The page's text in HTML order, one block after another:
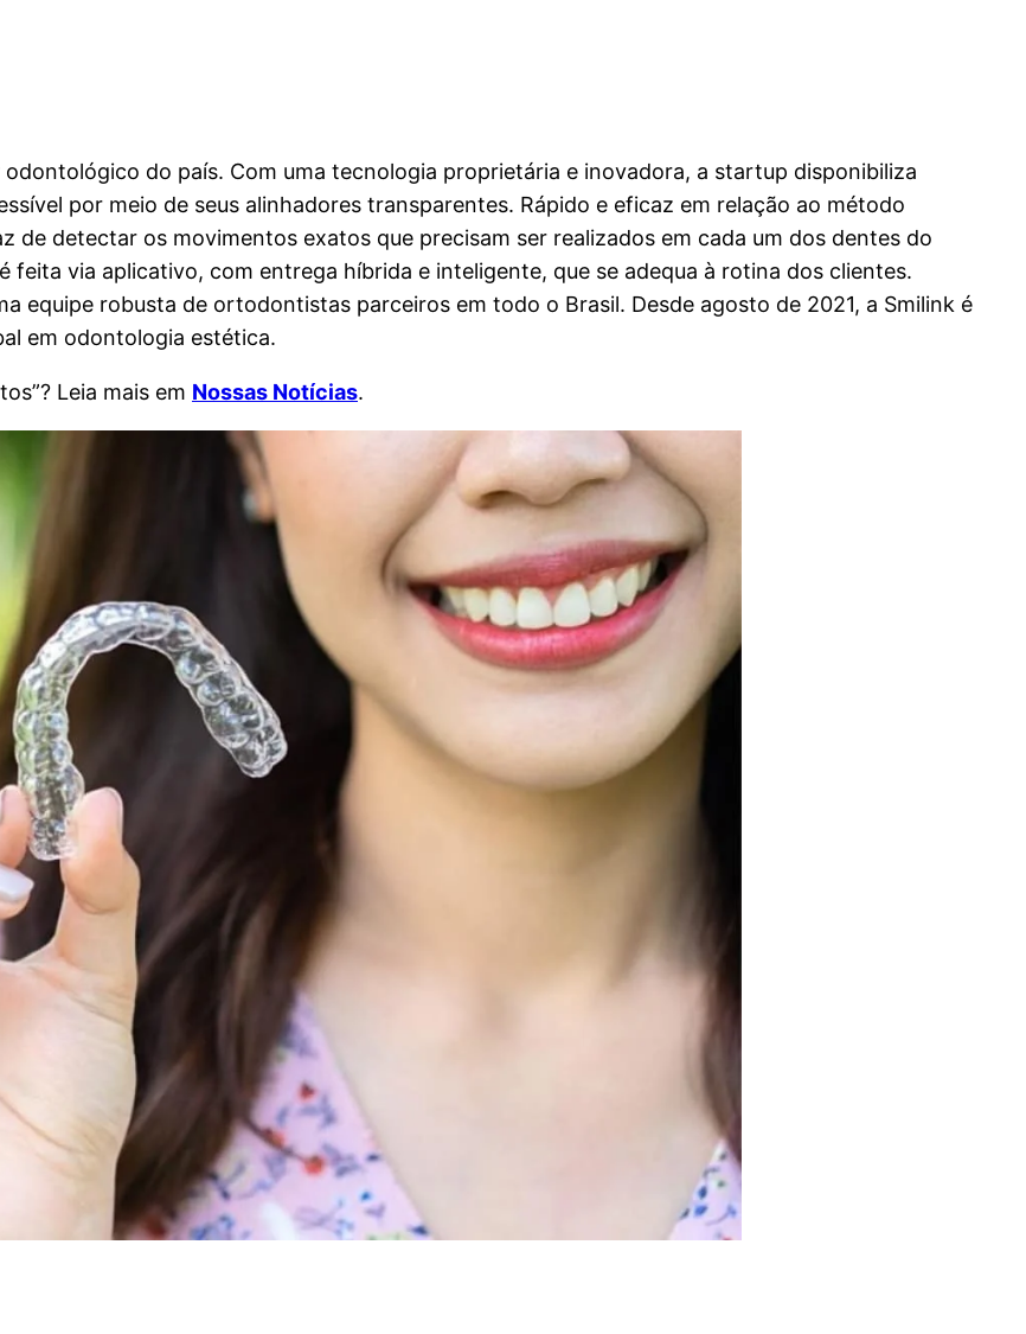
do país. Com uma tecnologia proprietária e inovadora, a startup disponibiliza
por meio de seus alinhadores transparentes. Rápido e eficaz em relação ao método
de detectar os movimentos exatos que precisam ser realizados em cada um dos dentes do
via aplicativo, com entrega híbrida e inteligente, que se adequa à rotina dos clientes.
equipe robusta de ortodontistas parceiros em todo o Brasil. Desde agosto de 2021, a Smilink é
em odontologia estética.
Leia mais em Nossas Notícias.